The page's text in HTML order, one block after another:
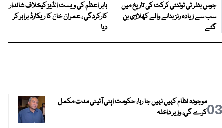
جوس بٹلر ٹی ٹوئنٹی کرکٹ کی تاریخ میں
سب سے زیادہ رنز بنانے والے کھلاڑی بن
گئے
بابر اعظم کی ویسٹ انڈیز کیخلاف شاندار
کارکردگی ، عمران خان کا ریکارڈ برابر کر
دیا
03موجودہ نظام کہیں نہیں جا رہا، حکومت اپنی آئینی مدت مکمل
کرے گی، وزیر داخلہ